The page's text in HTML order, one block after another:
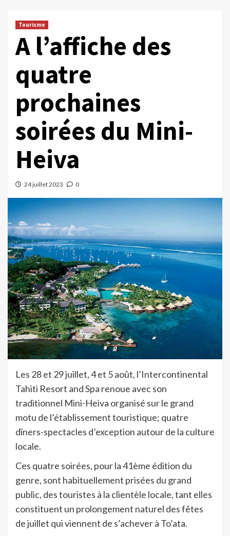
Tourisme
A l’affiche des
quatre
prochaines
soirées du Mini-
Heiva
24 juillet 2023 0
Les 28 et 29 juillet, 4 et 5 août, l’Intercontinental
Tahiti Resort and Spa renoue avec son
traditionnel Mini-Heiva organisé sur le grand
motu de l’établissement touristique; quatre
dîners-spectacles d’exception autour de la culture
locale.
Ces quatre soirées, pour la 41ème édition du
genre, sont habituellement prisées du grand
public, des touristes à la clientèle locale, tant elles
constituent un prolongement naturel des fêtes
de juillet qui viennent de s’achever à To’ata.